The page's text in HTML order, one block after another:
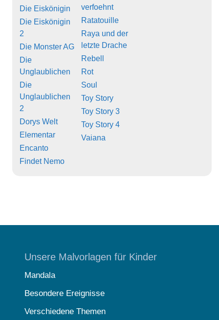
Die Eiskönigin
Die Eiskönigin
2
Die Monster AG
Die
Unglaublichen
Die
Unglaublichen
2
Dorys Welt
Elementar
Encanto
Findet Nemo
verfoehnt
Ratatouille
Raya und der
letzte Drache
Rebell
Rot
Soul
Toy Story
Toy Story 3
Toy Story 4
Vaiana
Unsere Malvorlagen für Kinder
Mandala
Besondere Ereignisse
Verschiedene Themen